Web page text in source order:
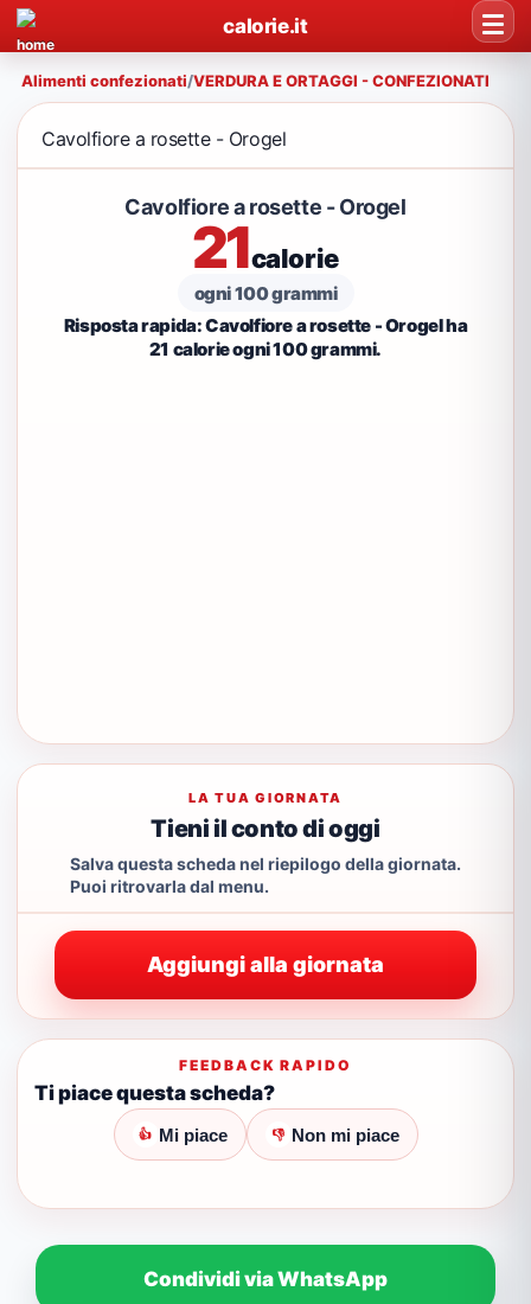
calorie.it
Alimenti confezionati/VERDURA E ORTAGGI - CONFEZIONATI
Cavolfiore a rosette - Orogel
Cavolfiore a rosette - Orogel
21calorie
ogni 100 grammi
Risposta rapida: Cavolfiore a rosette - Orogel ha
21 calorie ogni 100 grammi.
LA TUA GIORNATA
Tieni il conto di oggi
Salva questa scheda nel riepilogo della giornata.
Puoi ritrovarla dal menu.
Aggiungi alla giornata
FEEDBACK RAPIDO
Ti piace questa scheda?
👍 Mi piace 👎 Non mi piace
Condividi via WhatsApp